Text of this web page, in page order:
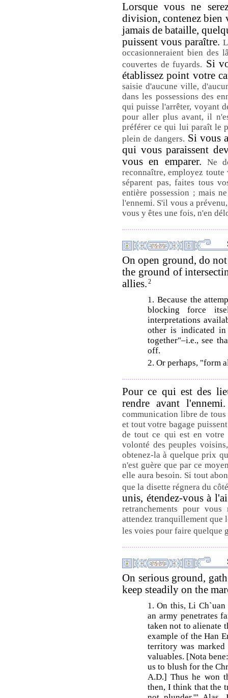
Lorsque vous ne
division, contenez bien
jamais de bataille,
puissent vous paraître.
occasionneraient bien des
couvertes de fuyards. Si
établissez point votre
saisie d'aucune ville,
dans les possessions des
qui puisse l'arrêter, voyant
pour aller plus avant, il
préférer ce qui lui paraît le
plein de dangers. Si vous
qui vous paraissent
vous en emparer. Ne
reconnaître, employez
séparent pas, faites tous
entière possession ; mais
l'ennemi. S'il vous a
vous y êtes une fois, n'en
On open ground, do
the ground of
allies. 2
1. Because the
blocking force
interpretations
other is indicated
together"–i.e., see
off.
2. Or perhaps, "form
Pour ce qui est des
rendre avant
communication libre de
et tout votre bagage
de tout ce qui est en votre
volonté des peuples
obtenez-la à quelque prix
n'est guère que par ce
elle aura besoin. Si tout
que la disette régnera du
unis, étendez-vous à
retranchements pour
attendez tranquillement que
les voies pour faire quelque
On serious ground,
keep steadily on the
1. On this, Li
an army penetrates
taken not to alienate
example of the Han
territory was
valuables. [Nota
us to blush for the
A.D.] Thus he won
then, I think that the